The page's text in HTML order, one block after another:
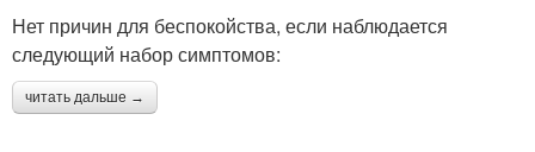
Нет причин для беспокойства, если наблюдается
следующий набор симптомов:
читать дальше →